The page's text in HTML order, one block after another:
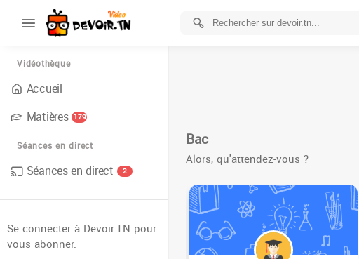
Vidéothèque
Accueil
Matières 179
Séances en direct
Séances en direct 2
Se connecter à Devoir.TN pour
vous abonner.
Bac
Alors, qu'attendez-vous ?